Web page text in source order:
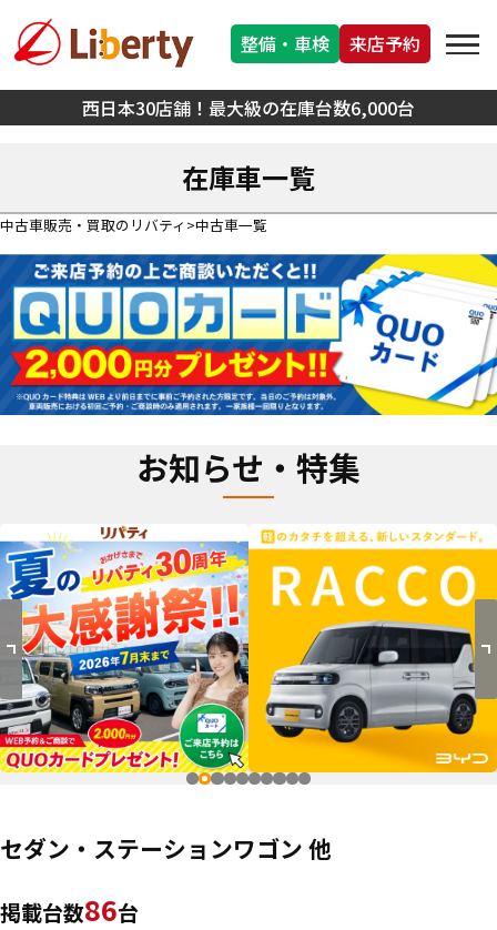
西日本30店舗！最大級の在庫台数6,000台
整備・車検 来店予約
在庫車一覧
中古車販売・買取のリバティ 中古車一覧
お知らせ・特集
セダン・ステーションワゴン 他
掲載台数86台